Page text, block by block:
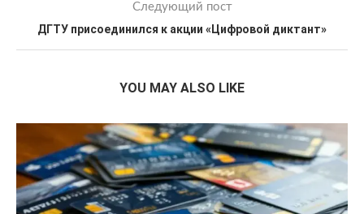
Следующий пост
ДГТУ присоединился к акции «Цифровой диктант»
YOU MAY ALSO LIKE